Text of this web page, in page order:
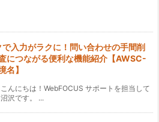
で入力がラクに！問い合わせの手間削
につながる便利な機能紹介【AWSC-
名】
んにちは！WebFOCUS サポートを担当して
沢です。 ...